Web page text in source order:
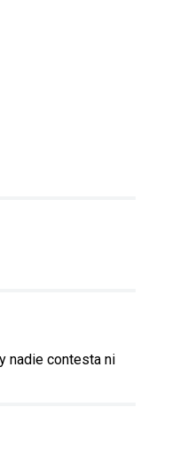
nadie contesta ni